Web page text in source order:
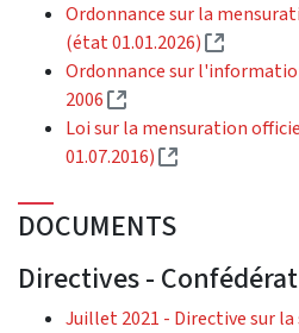
Ordonnance sur la
(état 01.01.2026)
(Lien
Ordonnance sur
2006
(Lien externe)
Loi sur la mensuration
01.07.2016)
(Lien externe)
DOCUMENTS
Directives -
Juillet 2021 - Directive sur